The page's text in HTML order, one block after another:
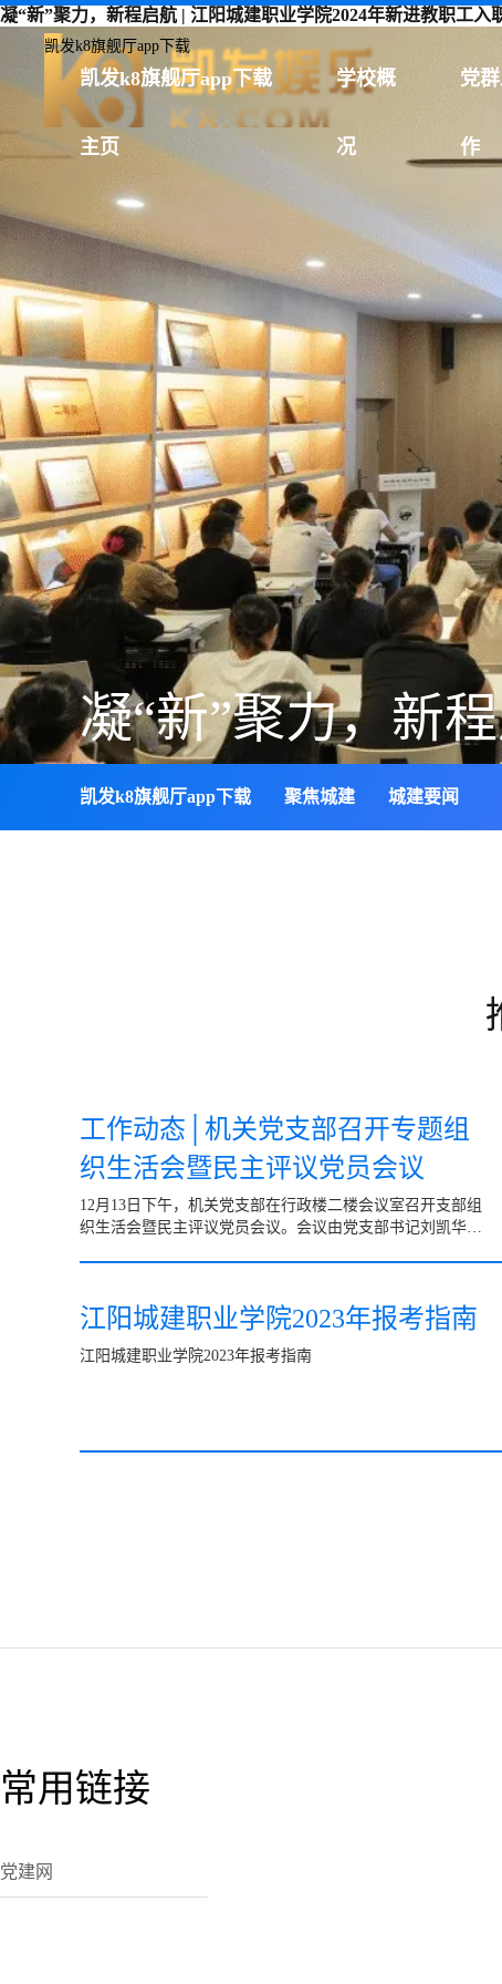
凝“新”聚力，新程启航 | 江阳城建职业学院2024年新进教职工
凯发k8旗舰厅app下载
凯发k8旗舰厅app下载
主页
学校概
况
党
作
凯发k8旗舰厅app下载 聚焦城建 城建要闻
工作动态│机关党支部召开专题组
织生活会暨民主评议党员会议
12月13日下午，机关党支部在行政楼二楼会议室召开支部组
织生活会暨民主评议党员会议。会议由党支部书记刘凯华同
江阳城建职业学院2023年报考指南
江阳城建职业学院2023年报考指南
常用链接
党建网